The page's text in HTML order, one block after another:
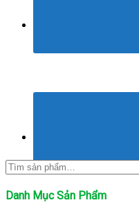
Tìm
kiếm:
Danh Mục Sản Phẩm